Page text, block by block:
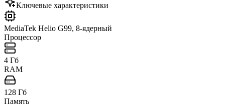
Ключевые характеристики
MediaTek Helio G99, 8-ядерный
Процессор
4 Гб
RAM
128 Гб
Память